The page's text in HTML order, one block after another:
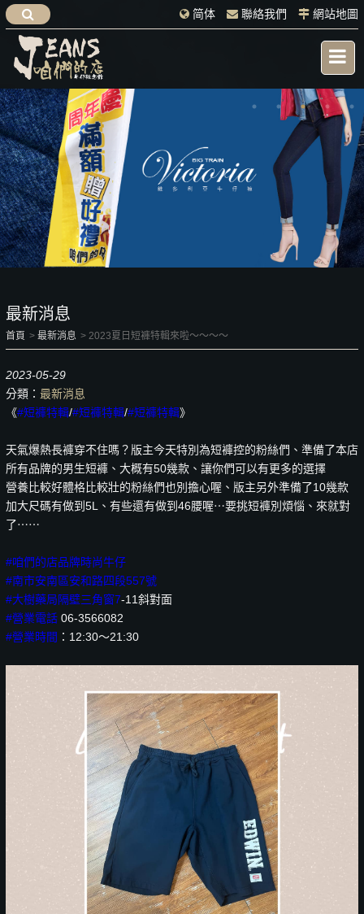
简体 聯絡我們 網站地圖
最新消息
首頁 最新消息 2023夏日短褲特輯來啦～～～～
2023-05-29
分類： 最新消息
《#短褲特輯/#短褲特輯/#短褲特輯》
天氣爆熱長褲穿不住嗎？版主今天特別為短褲控的粉絲們、準備了本店
所有品牌的男生短褲、大概有50幾款、讓你們可以有更多的選擇
營養比較好體格比較壯的粉絲們也別擔心喔、版主另外準備了10幾款
加大尺碼有做到5L、有些還有做到46腰喔⋯要挑短褲別煩惱、來就對
了⋯⋯
#咱們的店品牌時尚牛仔
#南市安南區安和路四段557號
#大樹藥局隔壁三角窗7-11斜對面
#營業電話06-3566082
#營業時間 ：12:30～21:30